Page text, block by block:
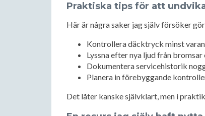
Praktiska tips för att
Här är några saker jag själv försöker
Kontrollera däcktryck minst
Lyssna efter nya ljud från
Dokumentera servicehistorik
Planera in förebyggande
Det låter kanske självklart, men i